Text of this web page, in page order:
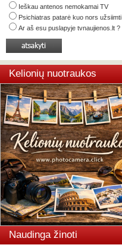
Ieškau antenos nemokamai TV
Psichiatras patarė kuo nors užsiimti
Ar aš esu puslapyje tvnaujienos.lt ?
Kelionių nuotraukos
Naudinga žinoti